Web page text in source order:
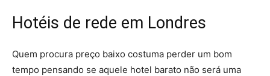
Hotéis de rede em Londres
Quem procura preço baixo costuma perder um bom
tempo pensando se aquele hotel barato não será uma